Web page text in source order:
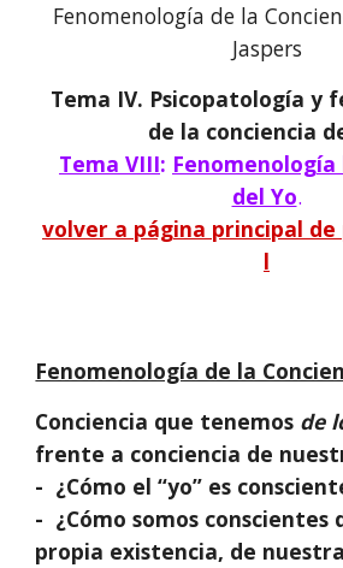
Fenomenología de la
Jaspers
Tema IV. Psicopatología y
de la conciencia
Tema VIII:
del Yo.
volver a página principal
l
Fenomenología de la
Conciencia que tenemos de
frente a conciencia de
- ¿Cómo el “yo” es
- ¿Cómo somos conscientes
propia existencia, de